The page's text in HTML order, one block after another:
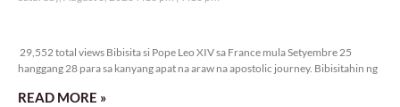
29,552 total views Bibisita si Pope Leo XIV sa France mula Setyembre 25
hanggang 28 para sa kanyang apat na araw na apostolic journey. Bibisitahin ng
READ MORE »